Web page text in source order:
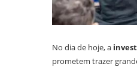
No dia de hoje, a
prometem trazer